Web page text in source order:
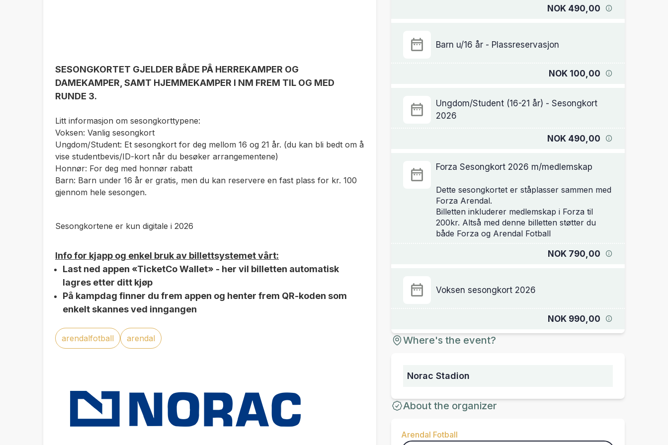
SESONGKORTET GJELDER BÅDE PÅ HERREKAMPER OG
DAMEKAMPER, SAMT HJEMMEKAMPER I NM FREM TIL OG MED
RUNDE 3.
Litt informasjon om sesongkorttypene:
Voksen: Vanlig sesongkort
Ungdom/Student: Et sesongkort for deg mellom 16 og 21 år. (du kan bli bedt om å
vise studentbevis/ID-kort når du besøker arrangementene)
Honnør: For deg med honnør rabatt
Barn: Barn under 16 år er gratis, men du kan reservere en fast plass for kr. 100
gjennom hele sesongen.
Sesongkortene er kun digitale i 2026
Info for kjapp og enkel bruk av billettsystemet vårt:
Last ned appen «TicketCo Wallet» - her vil billetten automatisk
lagres etter ditt kjøp
På kampdag finner du frem appen og henter frem QR-koden som
enkelt skannes ved inngangen
arendalfotball arendal
NOK 490,00
Barn u/16 år - Plassreservasjon
NOK 100,00
Ungdom/Student (16-21 år) - Sesongkort
2026
NOK 490,00
Forza Sesongkort 2026 m/medlemskap
Dette sesongkortet er ståplasser sammen med
Forza Arendal.
Billetten inkluderer medlemskap i Forza til
200kr. Altså med denne billetten støtter du
NOK 790,00
Voksen sesongkort 2026
NOK 990,00
Where's the event?
Norac Stadion
About the organizer
Arendal Fotball